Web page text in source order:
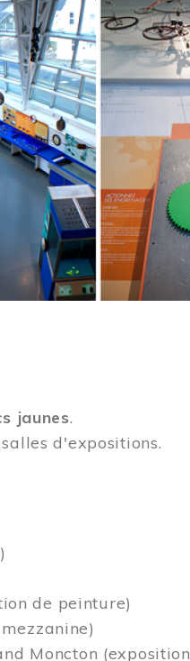
jaunes.
d'expositions.
de peinture)
Moncton (exposition